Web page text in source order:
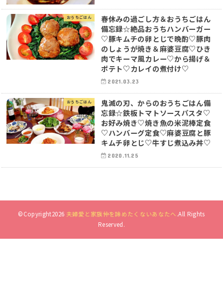
おうちごはん
春休みの過ごし方＆おうちごはん
備忘録☆絶品おうちハンバーガー
♡豚キムチの卵とじで晩酌♡豚肉
のしょうが焼き＆麻婆豆腐♡ひき
肉でキーマ風カレー♡から揚げ＆
ポテト♡カレイの煮付け♡
2021.03.23
おうちごはん
鬼滅の刃、からのおうちごはん備
忘録☆鉄板トマトソースパスタ♡
お好み焼き♡焼き魚の米泥棒定食
♡ハンバーグ定食♡麻婆豆腐と豚
キムチ卵とじ♡牛すじ煮込み丼♡
2020.11.25
©Copyright2026 夫婦愛と家族仲を諦めたくないあなたへ.All Rights
Reserved.